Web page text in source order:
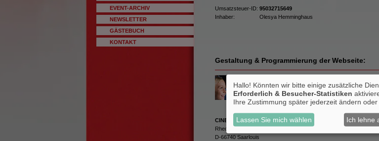
EVENT-ARCHIV
NEWSLETTER
GÄSTEBUCH
KONTAKT
Umsatzsteuer-ID: 95032715649
Inhaber:
Olesya Hemminghaus
Gestaltung & Programmierung der Webseite:
CINEPROG KG...macht Lust auf dein Kino
Rhedstraße 15
D-66740 Saarlouis
Hallo! Könnten wir bitte einige zusätzliche
Erforderlich & Besucher-Statistiken
Ihre Zustimmung später jederzeit ändern oder
Lassen Sie mich wählen Ich lehne